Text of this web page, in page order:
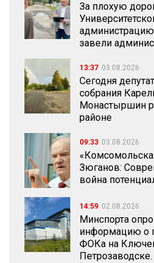
За плохую
завели
13:37 03.08.2026
Сегодня
собрания
Монастыршин
районе
09:33 03.08.2026
Зюганов:
война
14:59 02.08.2026
Минспорта
информацию о
ФОКа на
Петрозаводске.